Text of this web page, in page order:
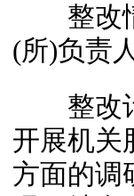
整改情
(所)负责
整改计
开展机关
方面的调